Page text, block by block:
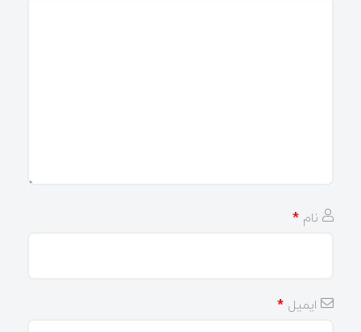
نام *
ایمیل *